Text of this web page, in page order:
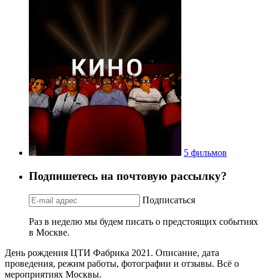
5 фильмов
Подпишетесь на почтовую рассылку?
Подписаться
Раз в неделю мы будем писать о предстоящих событиях
в Москве.
День рождения ЦТИ Фабрика 2021. Описание, дата
проведения, режим работы, фотографии и отзывы. Всё о
мероприятиях Москвы.